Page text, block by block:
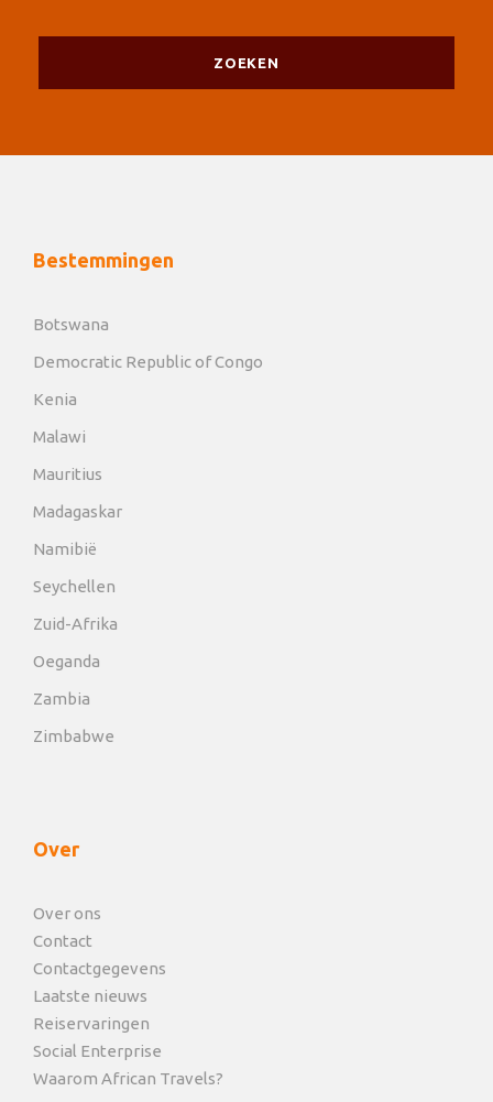
Bestemmingen
Botswana
Democratic Republic of Congo
Kenia
Malawi
Mauritius
Madagaskar
Namibië
Seychellen
Zuid-Afrika
Oeganda
Zambia
Zimbabwe
Over
Over ons
Contact
Contactgegevens
Laatste nieuws
Reiservaringen
Social Enterprise
Waarom African Travels?